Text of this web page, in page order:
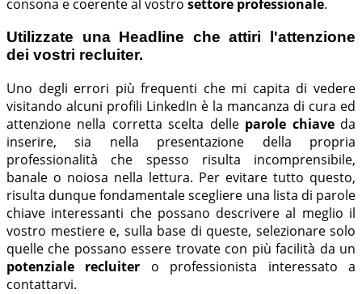
consona e coerente al vostro settore professionale.
Utilizzate una Headline che attiri l'attenzione
dei vostri recluiter.
Uno degli errori più frequenti che mi capita di vedere
visitando alcuni profili LinkedIn è la mancanza di cura ed
attenzione nella corretta scelta delle parole chiaveda
inserire, sia nella presentazione della propria
professionalità che spesso risulta incomprensibile,
banale o noiosa nella lettura. Per evitare tutto questo,
risulta dunque fondamentale scegliere una lista di parole
chiave interessanti che possano descrivere al meglio il
vostro mestiere e, sulla base di queste, selezionare solo
quelle che possano essere trovate con più facilità da un
potenziale recluiter o professionista interessato a
contattarvi.